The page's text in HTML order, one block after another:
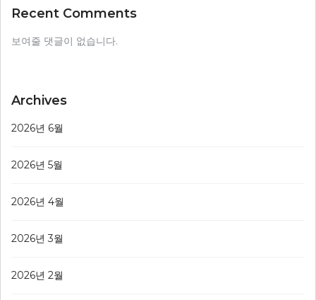
Recent Comments
보여줄 댓글이 없습니다.
Archives
2026년 6월
2026년 5월
2026년 4월
2026년 3월
2026년 2월